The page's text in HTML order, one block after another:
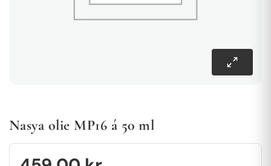
Nasya olie MP16 á 50 ml